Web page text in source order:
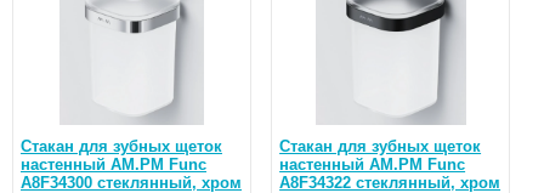
Стакан для зубных щеток
настенный AM.PM Func
A8F34300 стеклянный, хром
Стакан для зубных щеток
настенный AM.PM Func
A8F34322 стеклянный, хром